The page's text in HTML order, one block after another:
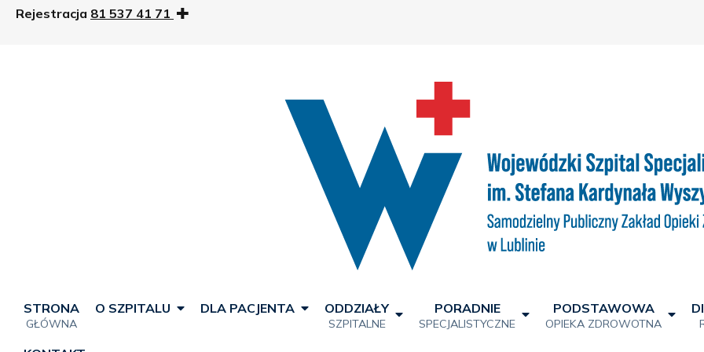
Rejestracja 81 537 41 71
STRONA
GŁÓWNA
O SZPITALU DLA PACJENTA ODDZIAŁY
SZPITALNE
PORADNIE
SPECJALISTYCZNE
PODSTAWOWA
OPIEKA ZDROWOTNA